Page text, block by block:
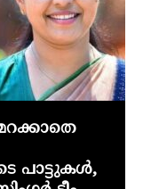
പാട്ടുകൾ,